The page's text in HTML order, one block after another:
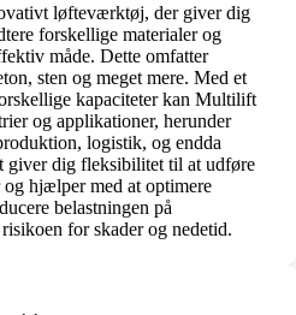
løfteværktøj, der giver dig
forskellige materialer og
måde. Dette omfatter
sten og meget mere. Med et
kapaciteter kan Multilift
og applikationer, herunder
logistik, og endda
giver dig fleksibilitet til at udføre
hjælper med at optimere
belastningen på
for skader og nedetid.